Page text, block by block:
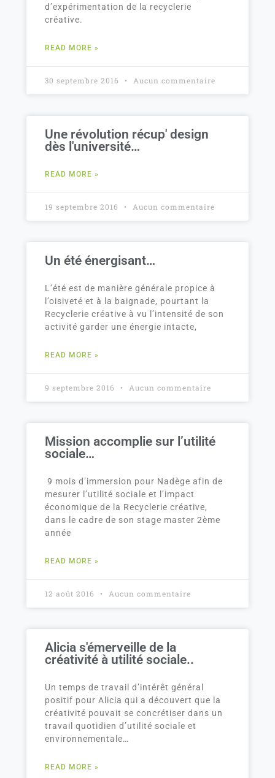
d’expérimentation de la recyclerie
créative.
READ MORE »
30 septembre 2016 Aucun commentaire
Une révolution récup' design
dès l'université…
READ MORE »
19 septembre 2016 Aucun commentaire
Un été énergisant…
L’été est de manière générale propice à
l’oisiveté et à la baignade, pourtant la
Recyclerie créative à vu l’intensité de son
activité garder une énergie intacte,
READ MORE »
9 septembre 2016 Aucun commentaire
Mission accomplie sur l’utilité
sociale…
9 mois d’immersion pour Nadège afin de
mesurer l’utilité sociale et l’impact
économique de la Recyclerie créative,
dans le cadre de son stage master 2ème
année
READ MORE »
12 août 2016 Aucun commentaire
Alicia s'émerveille de la
créativité à utilité sociale..
Un temps de travail d’intérêt général
positif pour Alicia qui a découvert que la
créativité pouvait se concrétiser dans un
travail quotidien d’utilité sociale et
environnementale…
READ MORE »